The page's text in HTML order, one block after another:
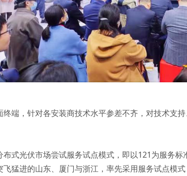
端，针对各安装商技术水平参差不齐，对技术支
式光伏市场尝试服务试点模式，即以121为服务
猛进的山东、厦门与浙江，率先采用服务试点模